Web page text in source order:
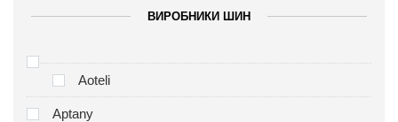
ВИРОБНИКИ ШИН
Aoteli
Aptany